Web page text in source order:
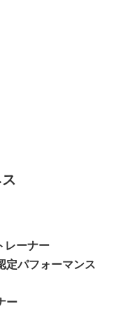
ネス
レーナー
定パフォーマンス
ー